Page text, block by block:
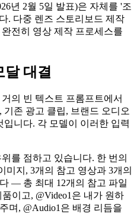
년 2월 5일 발표)은 자체를 '조
. 다중 렌즈 스토리보드 제작
전히 영상 제작 프로세스를
대결
의 빈 텍스트 프롬프트에서
존 광고 클립, 브랜드 오디오
니다. 각 모델이 이러한 입력
를 점하고 있습니다. 한 번의
미지, 3개의 참고 영상과 3개의
― 총 최대 12개의 참고 파일
이고, @Video1은 내가 원하
며, @Audio1은 배경 리듬을